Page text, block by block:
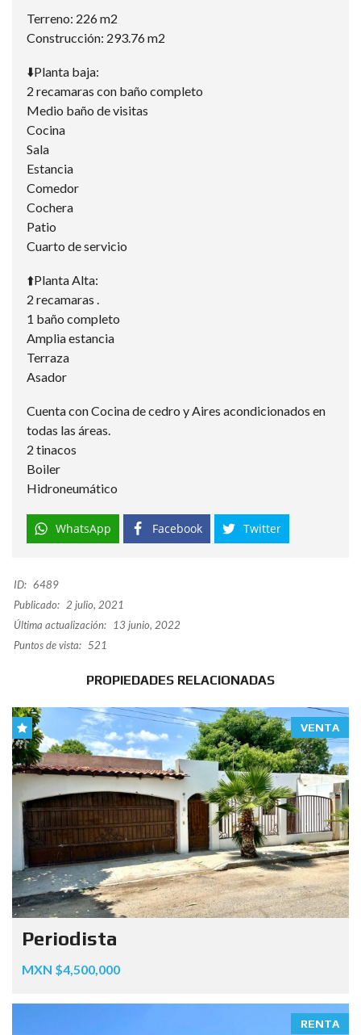
Terreno: 226 m2
Construcción: 293.76 m2
⬇️Planta baja:
2 recamaras con baño completo
Medio baño de visitas
Cocina
Sala
Estancia
Comedor
Cochera
Patio
Cuarto de servicio
⬆️Planta Alta:
2 recamaras .
1 baño completo
Amplia estancia
Terraza
Asador
Cuenta con Cocina de cedro y Aires acondicionados en
todas las áreas.
2 tinacos
Boiler
Hidroneumático
WhatsApp Facebook Twitter
ID: 6489
Publicado: 2 julio, 2021
Última actualización:
13 junio, 2022
Puntos de vista: 521
PROPIEDADES RELACIONADAS
VENTA
Periodista
MXN $4,500,000
RENTA